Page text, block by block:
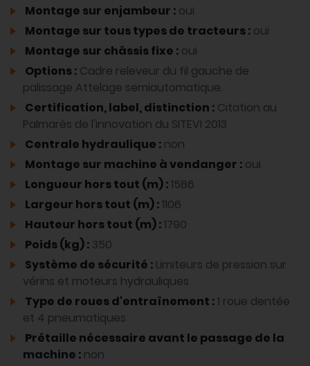
Montage sur enjambeur : oui
Montage sur tous types de tracteurs : oui
Montage sur châssis fixe : oui
Options : Cadre releveur du fil gauche de
palissage Attelage semiautomatique.
Certification, label, distinction : Citation au
Palmarès de l'innovation du SITEVI 2013
Centrale hydraulique : non
Montage sur machine à vendanger : oui
Longueur hors tout (m) :1586
Largeur hors tout (m) :1106
Hauteur hors tout (m) :1790
Poids (kg) : 350
Système de sécurité : Limiteurs de pression sur
vérins et moteurs hydrauliques
Type de roues d'entraînement :1 roue dentée
et 4 pneumatiques
Prétaille nécessaire avant le passage de la
machine : non